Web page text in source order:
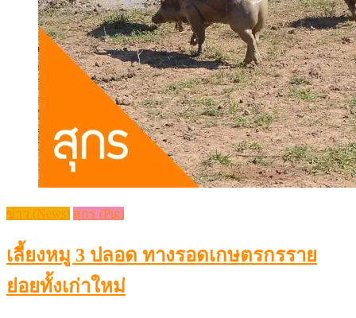
ข่าว (News) สุกร (Pig)
เลี้ยงหมู 3 ปลอด ทางรอดเกษตรกรราย
ย่อยทั้งเก่าใหม่